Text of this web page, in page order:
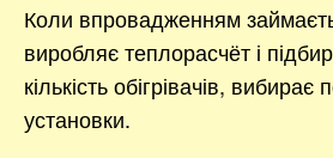
Коли впровадженням
виробляє теплорасчёт і
кількість обігрівачів, вибирає
установки.